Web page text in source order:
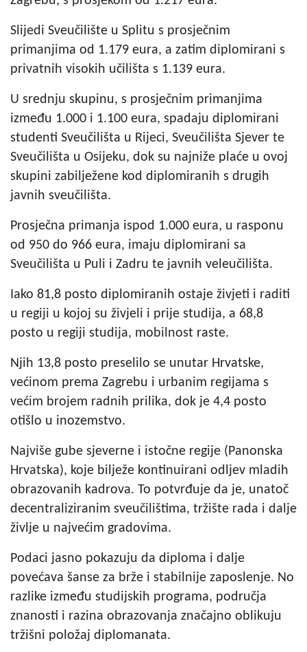
Slijedi Sveučilište u Splitu s prosječnim
primanjima od 1.179 eura, a zatim diplomirani s
privatnih visokih učilišta s 1.139 eura.
U srednju skupinu, s prosječnim primanjima
između 1.000 i 1.100 eura, spadaju diplomirani
studenti Sveučilišta u Rijeci, Sveučilišta Sjever te
Sveučilišta u Osijeku, dok su najniže plaće u ovoj
skupini zabilježene kod diplomiranih s drugih
javnih sveučilišta.
Prosječna primanja ispod 1.000 eura, u rasponu
od 950 do 966 eura, imaju diplomirani sa
Sveučilišta u Puli i Zadru te javnih veleučilišta.
Iako 81,8 posto diplomiranih ostaje živjeti i raditi
u regiji u kojoj su živjeli i prije studija, a 68,8
posto u regiji studija, mobilnost raste.
Njih 13,8 posto preselilo se unutar Hrvatske,
većinom prema Zagrebu i urbanim regijama s
većim brojem radnih prilika, dok je 4,4 posto
otišlo u inozemstvo.
Najviše gube sjeverne i istočne regije (Panonska
Hrvatska), koje bilježe kontinuirani odljev mladih
obrazovanih kadrova. To potvrđuje da je, unatoč
decentraliziranim sveučilištima, tržište rada i dalje
življe u najvećim gradovima.
Podaci jasno pokazuju da diploma i dalje
povećava šanse za brže i stabilnije zaposlenje. No
razlike između studijskih programa, područja
znanosti i razina obrazovanja značajno oblikuju
tržišni položaj diplomanata.